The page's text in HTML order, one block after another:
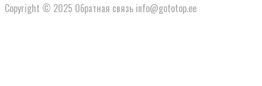
Copyright © 2025 Обратная связь info@gototop.ee